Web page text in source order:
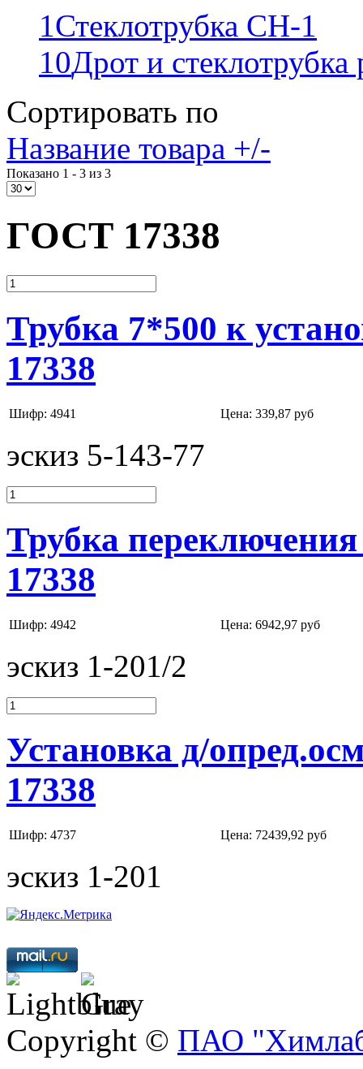
1Стеклотрубка СН-1
10Дрот и
Сортировать по
Название товара +/-
Показано 1 - 3 из 3
ГОСТ 17338
Трубка 7*500 к
17338
Шифр: 4941 Цена: 339,87 руб
эскиз 5-143-77
Трубка
17338
Шифр: 4942 Цена: 6942,97 руб
эскиз 1-201/2
Установка д/
17338
Шифр: 4737 Цена: 72439,92 руб
эскиз 1-201
Copyright © ПАО